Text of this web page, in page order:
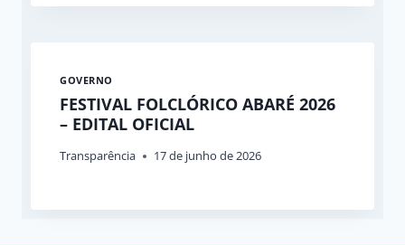
GOVERNO
FESTIVAL FOLCLÓRICO ABARÉ 2026
– EDITAL OFICIAL
Transparência 17 de junho de 2026